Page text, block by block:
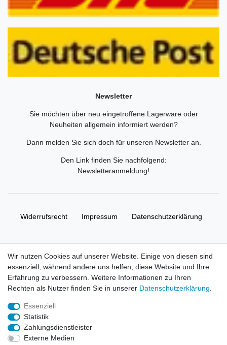
Newsletter
Sie möchten über neu eingetroffene Lagerware oder
Neuheiten allgemein informiert werden?
Dann melden Sie sich doch für unseren Newsletter an.
Den Link finden Sie nachfolgend:
Newsletteranmeldung!
Widerrufs­recht Impressum Daten­schutz­erklärung
© Copyright 2026 | Alle Rechte vorbehalten. HL-
Handelsgesellschaft mbH.
Alle Markennamen, Warenzeichen sowie sämtliche Produktbilder
und Beschreibungen sind Eigentum Ihrer rechtmäßigen
Eigentümer und dienen hier nur der Beschreibung.
Wir nutzen Cookies auf unserer Website. Einige von diesen sind
essenziell, während andere uns helfen, diese Website und Ihre
Erfahrung zu verbessern. Weitere Informationen zu Ihren
Rechten als Nutzer finden Sie in unserer Daten­schutz­erklärung
Essenziell
Statistik
Zahlungsdienstleister
Externe Medien